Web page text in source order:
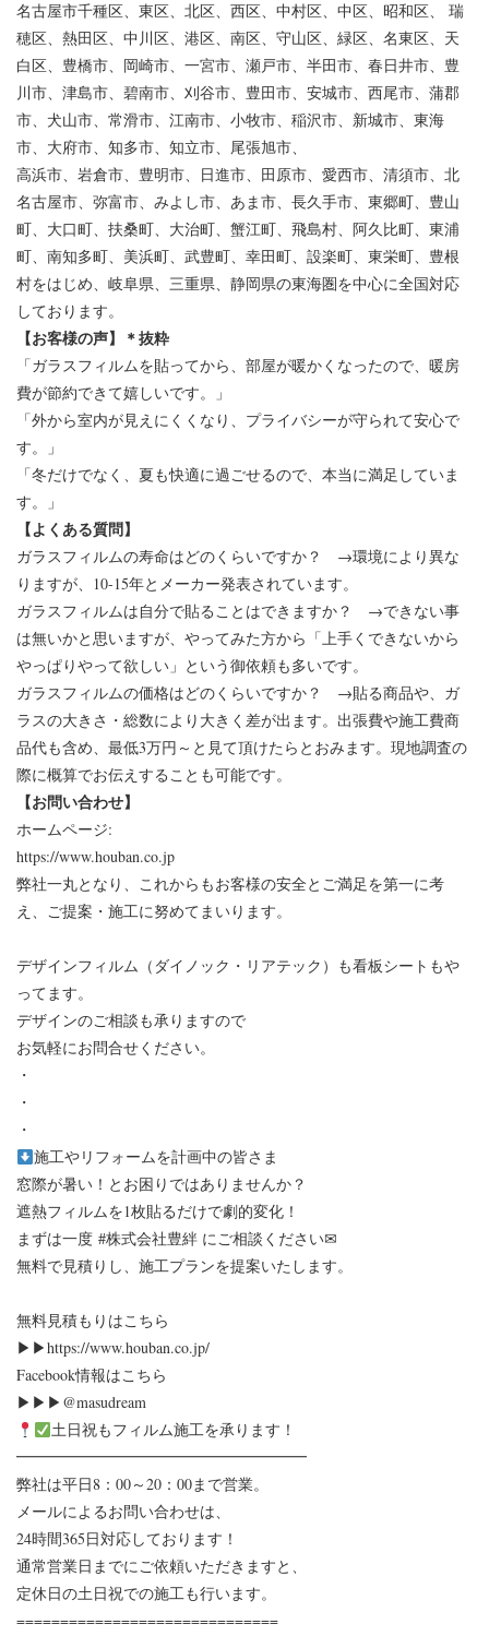
名古屋市千種区、東区、北区、西区、中村区、中区、昭和区、 瑞
穂区、熱田区、中川区、港区、南区、守山区、緑区、名東区、天
白区、豊橋市、岡崎市、一宮市、瀬戸市、半田市、春日井市、豊
川市、津島市、碧南市、刈谷市、豊田市、安城市、西尾市、蒲郡
市、犬山市、常滑市、江南市、小牧市、稲沢市、新城市、東海
市、大府市、知多市、知立市、尾張旭市、
高浜市、岩倉市、豊明市、日進市、田原市、愛西市、清須市、北
名古屋市、弥富市、みよし市、あま市、長久手市、東郷町、豊山
町、大口町、扶桑町、大治町、蟹江町、飛島村、阿久比町、東浦
町、南知多町、美浜町、武豊町、幸田町、設楽町、東栄町、豊根
村をはじめ、岐阜県、三重県、静岡県の東海圏を中心に全国対応
しております。
【お客様の声】＊抜粋
「ガラスフィルムを貼ってから、部屋が暖かくなったので、暖房
費が節約できて嬉しいです。」
「外から室内が見えにくくなり、プライバシーが守られて安心で
す。」
「冬だけでなく、夏も快適に過ごせるので、本当に満足していま
す。」
【よくある質問】
ガラスフィルムの寿命はどのくらいですか？ →環境により異な
りますが、10-15年とメーカー発表されています。
ガラスフィルムは自分で貼ることはできますか？ →できない事
は無いかと思いますが、やってみた方から「上手くできないから
やっぱりやって欲しい」という御依頼も多いです。
ガラスフィルムの価格はどのくらいですか？ →貼る商品や、ガ
ラスの大きさ・総数により大きく差が出ます。出張費や施工費商
品代も含め、最低3万円～と見て頂けたらとおみます。現地調査の
際に概算でお伝えすることも可能です。
【お問い合わせ】
ホームページ:
https://www.houban.co.jp
弊社一丸となり、これからもお客様の安全とご満足を第一に考
え、ご提案・施工に努めてまいります。
デザインフィルム（ダイノック・リアテック）も看板シートもや
ってます。
デザインのご相談も承りますので
お気軽にお問合せください。
・
・
・⁡
施工やリフォームを計画中の皆さま
窓際が暑い！とお困りではありませんか？
遮熱フィルムを1枚貼るだけで劇的変化！
まずは一度 #株式会社豊絆 に⁡ご相談ください✉
無料で見積りし、施工プランを提案いたします。 ⁡
無料見積もりはこちら
▶▶https://www.houban.co.jp/
Facebook情報はこちら
▶▶▶@masudream
土日祝もフィルム施工を承ります！
━━━━━━━━━━━━━━━━━━━
弊社は平日8：00～20：00まで営業。
メールによるお問い合わせは、
24時間365日対応しております！
通常営業日までにご依頼いただきますと、
定休日の土日祝での施工も行います。
==============================